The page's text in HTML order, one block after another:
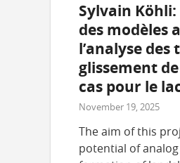
Sylvain
des modèles
l’analyse des
glissement
cas pour le
November 19, 2025
The aim of this
potential of